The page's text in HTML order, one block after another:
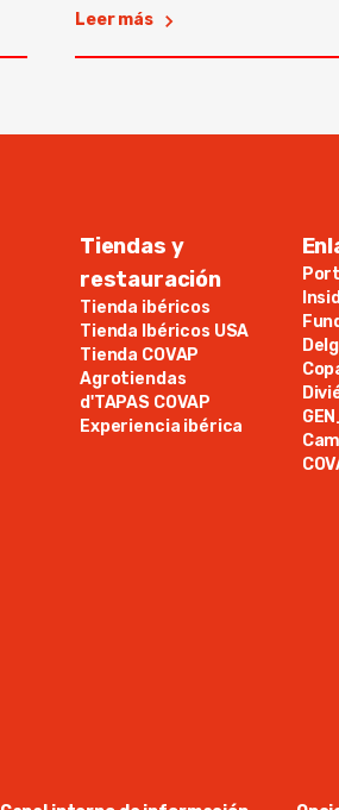
Leer más
Tiendas y
restauración
Tienda ibéricos
Tienda Ibéricos USA
Tienda COVAP
Agrotiendas
d'TAPAS COVAP
Experiencia ibérica